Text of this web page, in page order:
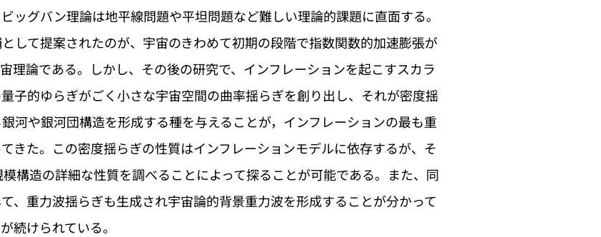
ッグバン理論は地平線問題や平坦問題など難しい理論的課題に直面する。
して提案されたのが、宇宙のきわめて初期の段階で指数関数的加速膨張が
理論である。しかし、その後の研究で、インフレーションを起こすスカラ
子的ゆらぎがごく小さな宇宙空間の曲率揺らぎを創り出し、それが密度揺
河や銀河団構造を形成する種を与えることが，インフレーションの最も重
きた。この密度揺らぎの性質はインフレーションモデルに依存するが、そ
構造の詳細な性質を調べることによって探ることが可能である。また、同
、重力波揺らぎも生成され宇宙論的背景重力波を形成することが分かって
続けられている。